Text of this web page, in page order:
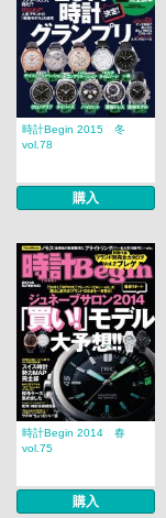
時計Begin 2015 冬
vol.78
購入
時計Begin 2014 春
vol.75
購入